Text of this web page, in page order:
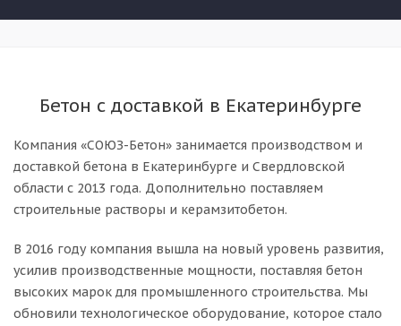
Бетон с доставкой в Екатеринбурге
Компания «СОЮЗ-Бетон» занимается производством и
доставкой бетона в Екатеринбурге и Свердловской
области с 2013 года. Дополнительно поставляем
строительные растворы и керамзитобетон.
В 2016 году компания вышла на новый уровень развития,
усилив производственные мощности, поставляя бетон
высоких марок для промышленного строительства. Мы
обновили технологическое оборудование, которое стало